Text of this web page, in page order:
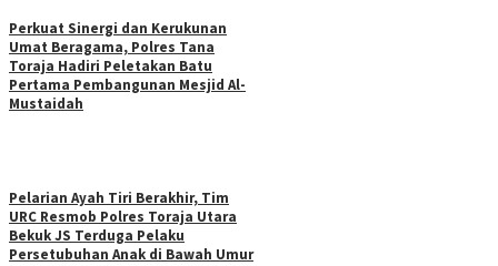
Perkuat Sinergi dan Kerukunan
Umat Beragama, Polres Tana
Toraja Hadiri Peletakan Batu
Pertama Pembangunan Mesjid Al-
Mustaidah
Pelarian Ayah Tiri Berakhir, Tim
URC Resmob Polres Toraja Utara
Bekuk JS Terduga Pelaku
Persetubuhan Anak di Bawah Umur